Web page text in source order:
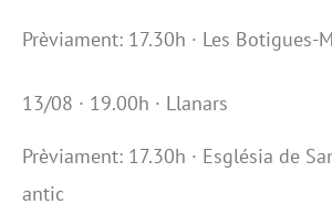
Prèviament: 17.30h · Les Botigues-
13/08 · 19.00h · Llanars
Prèviament: 17.30h · Església de
antic